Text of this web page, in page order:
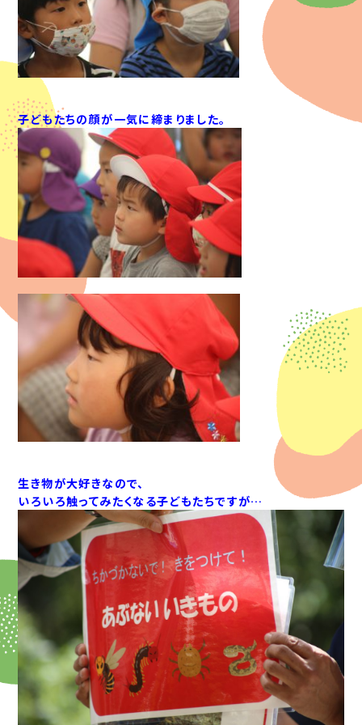
子どもたちの顔が一気に締まりました。
生き物が大好きなので、
いろいろ触ってみたくなる子どもたちですが…